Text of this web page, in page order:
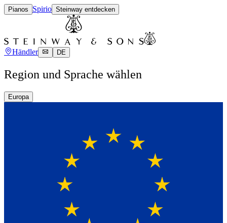
Pianos Spirio Steinway entdecken
Händler DE
Region und Sprache wählen
Europa